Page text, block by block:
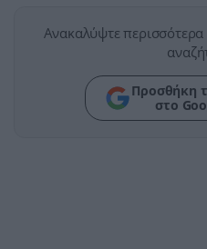
Ανακαλύψτε
Προσθήκη
στο